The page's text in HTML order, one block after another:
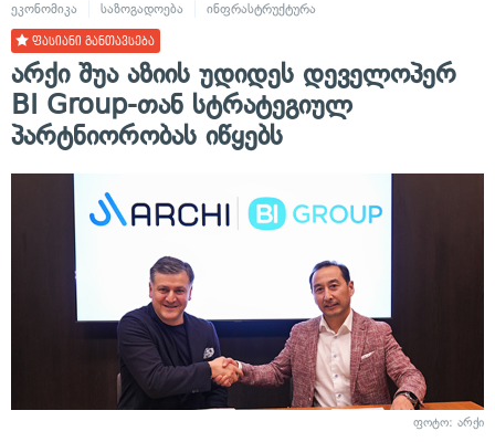
ეკონომიკა
საზოგადოება ინფრასტრუქტურა
ფასიანი განთავსება
არქი შუა აზიის უდიდეს დეველოპერ
BI Group-თან სტრატეგიულ
პარტნიორობას იწყებს
ფოტო: არქი